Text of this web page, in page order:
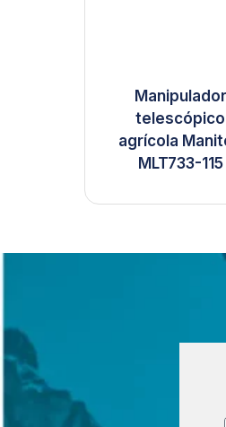
Manipulador
telescópico
agrícola
MLT733-115